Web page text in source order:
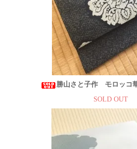
勝山さと子作 モロッコ
SOLD OUT